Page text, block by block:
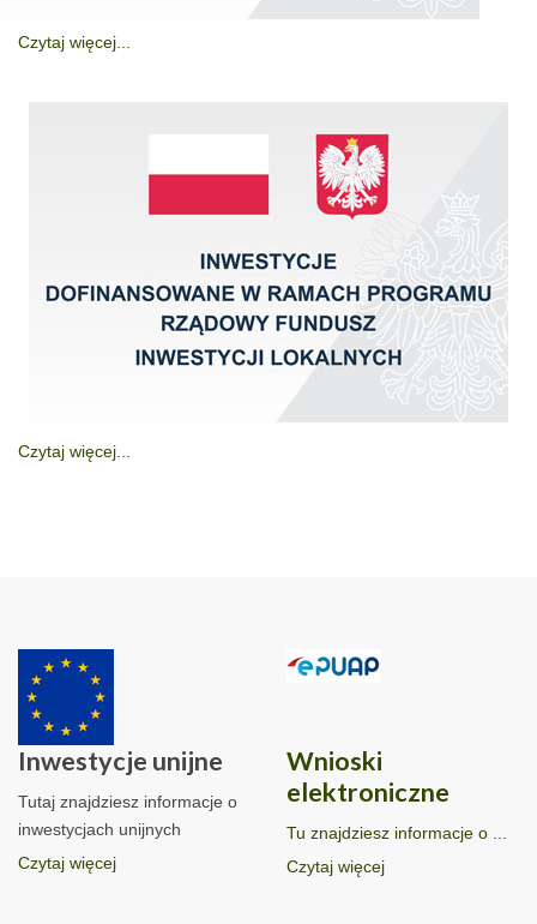
Czytaj więcej...
Czytaj więcej...
Inwestycje unijne
Tutaj znajdziesz informacje o
inwestycjach unijnych
Czytaj więcej
Wnioski
elektroniczne
Tu znajdziesz informacje o ...
Czytaj więcej